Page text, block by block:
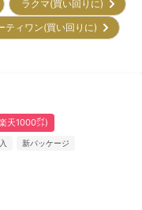
ラクマ(買い回りに)
ティワン(買い回りに)
天1000㌽)
新パッケージ